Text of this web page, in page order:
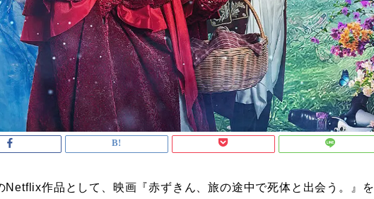
Netflix作品として、映画『赤ずきん、旅の途中で死体と出会う。』を